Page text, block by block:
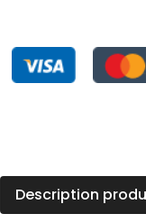
Description